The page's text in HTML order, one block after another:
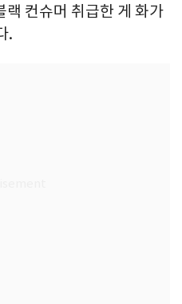
랙 컨슈머 취급한 게 화가
.